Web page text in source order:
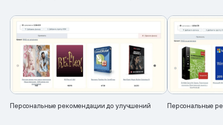
Персональные рекомендации до улучшений Персональные